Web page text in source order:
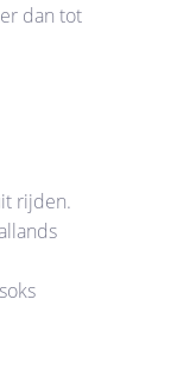
dan tot
rijden.